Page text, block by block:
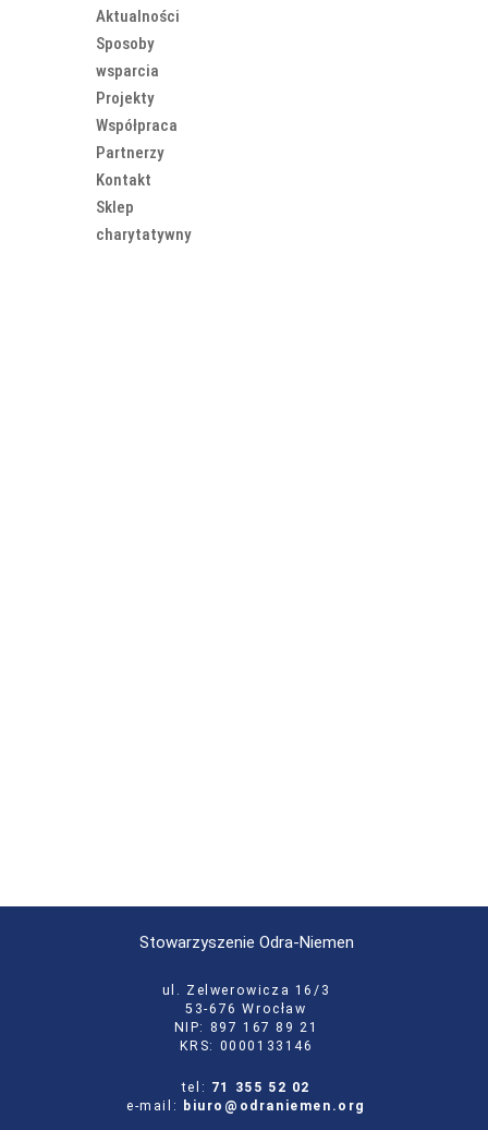
Aktualności
Sposoby
wsparcia
Projekty
Współpraca
Partnerzy
Kontakt
Sklep
charytatywny
Stowarzyszenie Odra-Niemen
ul. Zelwerowicza 16/3
53-676 Wrocław
NIP: 897 167 89 21
KRS: 0000133146
tel: 71 355 52 02
e-mail:
biuro@odraniemen.org